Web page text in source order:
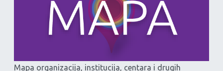
Mapa organizacija, institucija, centara i drugih